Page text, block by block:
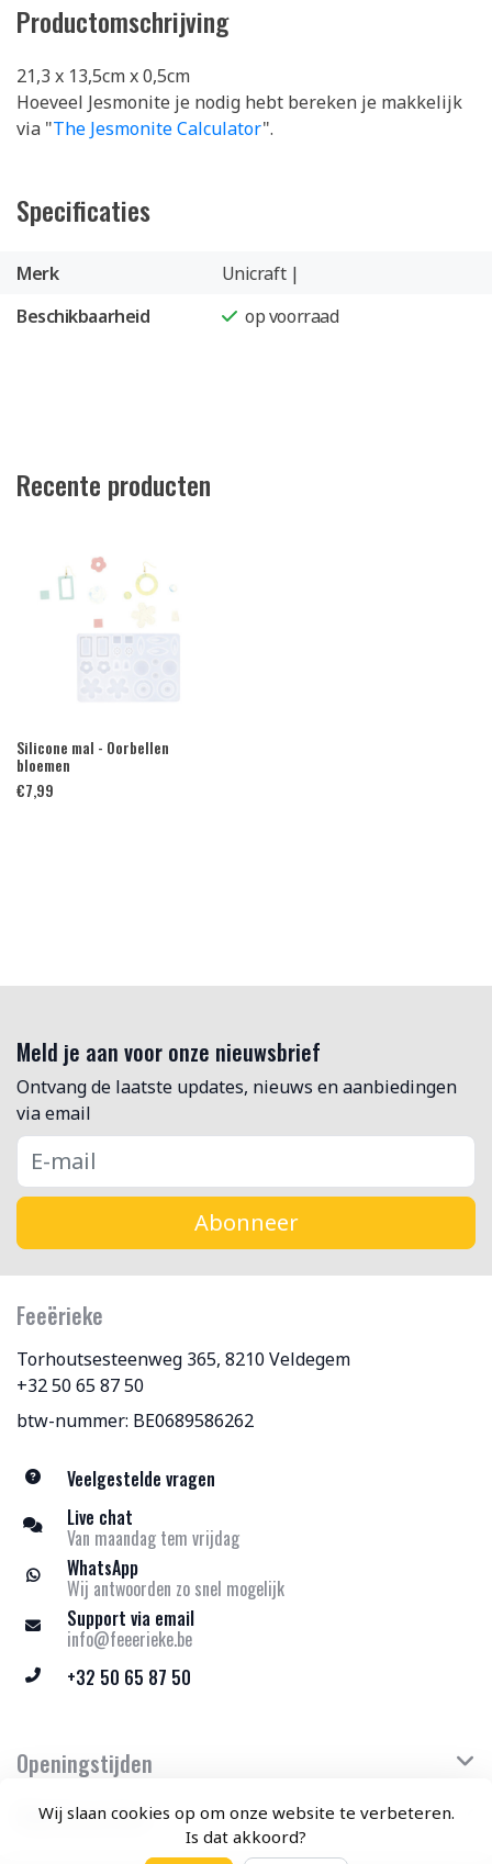
Wij slaan cookies op om onze website te verbeteren.
Is dat akkoord?
Productomschrijving
21,3 x 13,5cm x 0,5cm
Hoeveel Jesmonite je nodig hebt bereken je makkelijk
via "The Jesmonite Calculator".
Specificaties
Merk
Unicraft |
Beschikbaarheid
op voorraad
Recente producten
Silicone mal - Oorbellen
bloemen
€7,99
Meld je aan voor onze nieuwsbrief
Ontvang de laatste updates, nieuws en aanbiedingen
via email
Abonneer
Feeërieke
Torhoutsesteenweg 365, 8210 Veldegem
+32 50 65 87 50
btw-nummer: BE0689586262
Veelgestelde vragen
Live chat
Van maandag tem vrijdag
WhatsApp
Wij antwoorden zo snel mogelijk
Support via email
info@feeerieke.be
+32 50 65 87 50
Openingstijden
Klantenservice